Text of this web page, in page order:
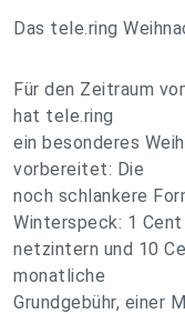
Das tele.ring
Für den Zeitraum
hat tele.ring
ein besonderes
vorbereitet: Die
noch schlankere
Winterspeck: 1 Cent
netzintern und 10
monatliche
Grundgebühr, einer